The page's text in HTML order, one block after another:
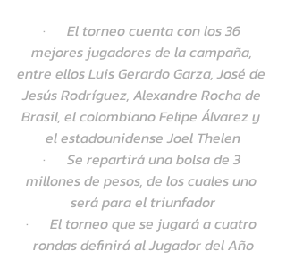
· El torneo cuenta con los 36
mejores jugadores de la campaña,
entre ellos Luis Gerardo Garza, José de
Jesús Rodríguez, Alexandre Rocha de
Brasil, el colombiano Felipe Álvarez y
el estadounidense Joel Thelen
· Se repartirá una bolsa de 3
millones de pesos, de los cuales uno
será para el triunfador
· El torneo que se jugará a cuatro
rondas definirá al Jugador del Año